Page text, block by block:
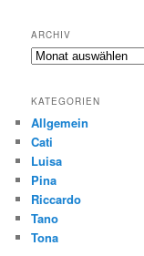
ARCHIV
Archiv
KATEGORIEN
Allgemein
Cati
Luisa
Pina
Riccardo
Tano
Tona